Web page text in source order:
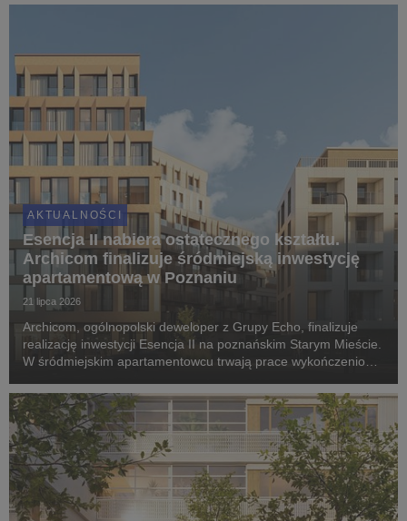
mogą korzystać z samochodów dostępnych w mod...
AKTUALNOŚCI
Esencja II nabiera ostatecznego kształtu.
Archicom finalizuje śródmiejską inwestycję
apartamentową w Poznaniu
21 lipca 2026
Archicom, ogólnopolski deweloper z Grupy Echo, finalizuje
realizację inwestycji Esencja II na poznańskim Starym Mieście.
W śródmiejskim apartamentowcu trwają prace wykończeniowe
w IV kwartale 2026 roku. Proje...